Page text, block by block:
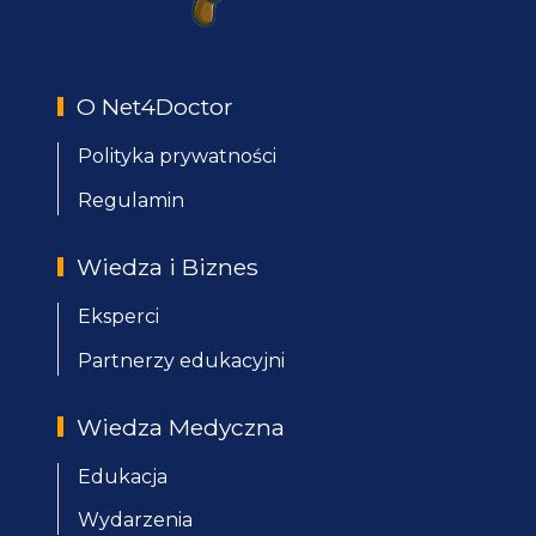
O Net4Doctor
Polityka prywatności
Regulamin
Wiedza i Biznes
Eksperci
Partnerzy edukacyjni
Wiedza Medyczna
Edukacja
Wydarzenia